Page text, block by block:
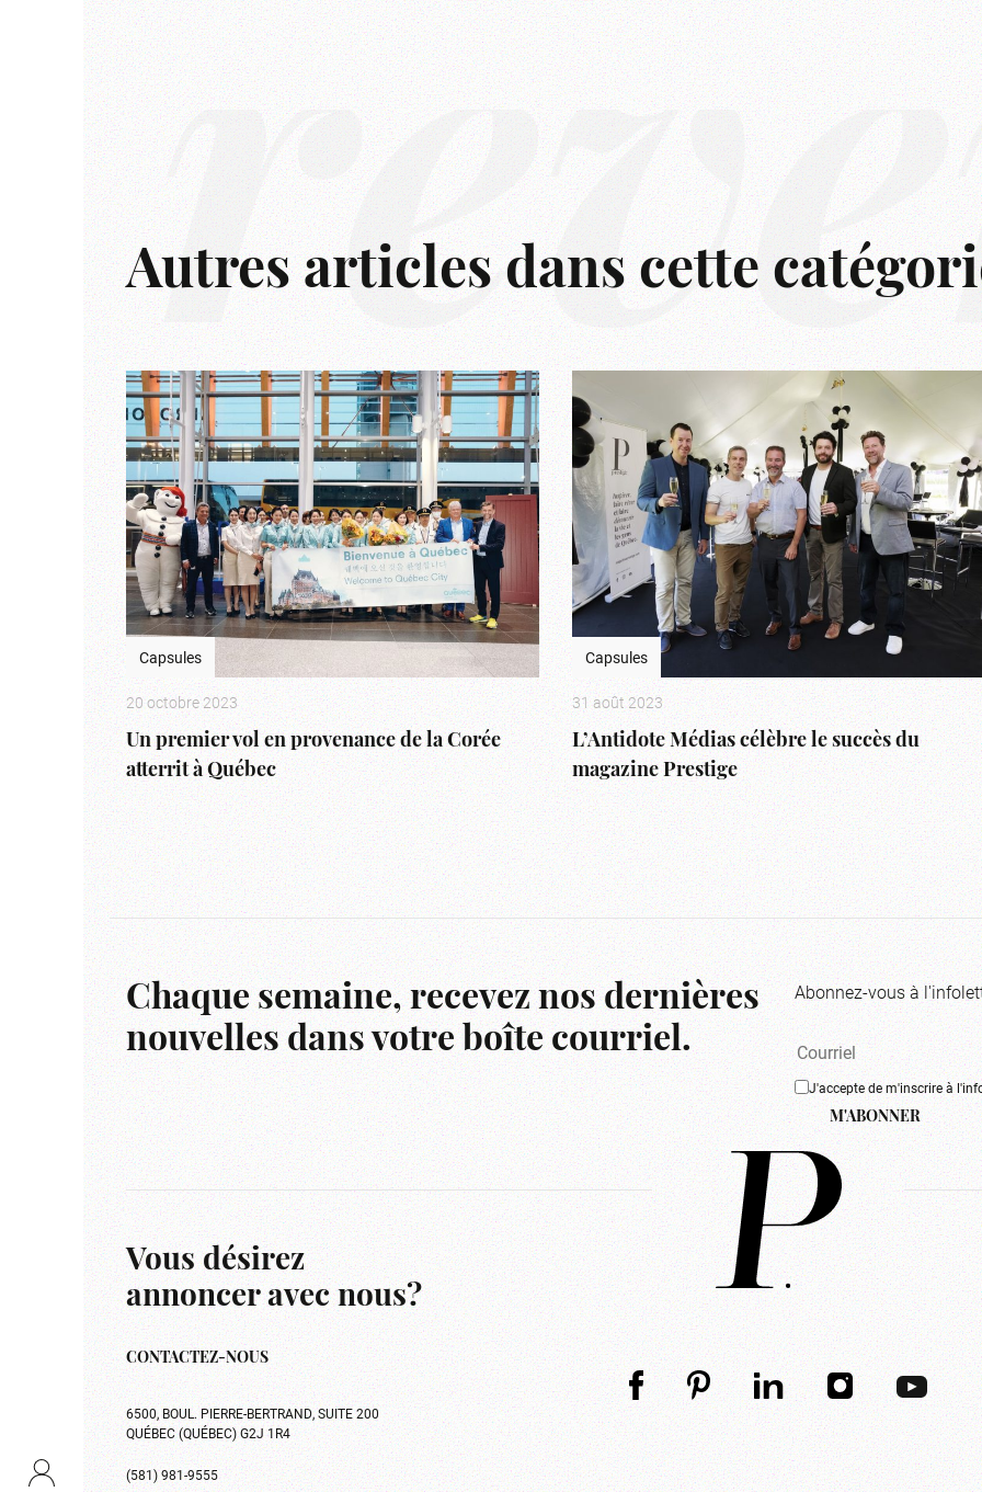
Autres articles dans cette
Capsules
20 octobre 2023
Un premier vol en provenance de la Corée
atterrit à Québec
Capsules
31 août 2023
L’Antidote Médias célèbre le succès du
magazine Prestige
Chaque semaine, recevez nos dernières
nouvelles dans votre boîte courriel.
Abonnez-vous à
J'accepte de m'inscrire à
M'ABONNER
Vous désirez
annoncer avec nous?
CONTACTEZ-NOUS
6500, BOUL. PIERRE-BERTRAND, SUITE 200
QUÉBEC (QUÉBEC) G2J 1R4
(581) 981-9555